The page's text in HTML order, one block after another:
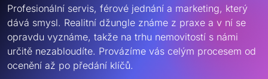
Profesionální servis, férové jednání a marketing, který
dává smysl. Realitní džungle známe z praxe a v ní se
opravdu vyznáme, takže na trhu nemovitostí s námi
určitě nezabloudíte. Provázíme vás celým procesem od
ocenění až po předání klíčů.